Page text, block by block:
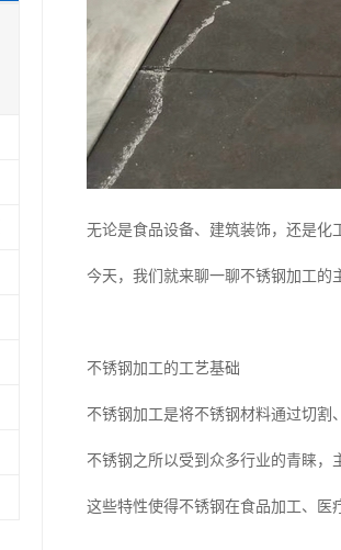
无论是食品设备、建筑装饰，还是化
今天，我们就来聊一聊不锈钢加工
不锈钢加工的工艺基础
不锈钢加工是将不锈钢材料通过切
不锈钢之所以受到众多行业的青睐
这些特性使得不锈钢在食品加工、医